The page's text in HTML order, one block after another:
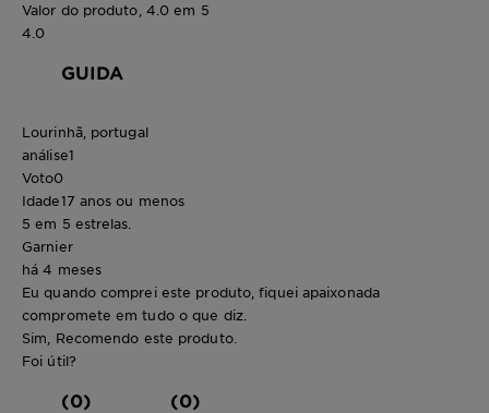
Valor do produto, 4.0 em 5
4.0
GUIDA
Lourinhã, portugal
análise1
Voto0
Idade17 anos ou menos
5 em 5 estrelas.
Garnier
há 4 meses
Eu quando comprei este produto, fiquei apaixonada
compromete em tudo o que diz.
Sim, Recomendo este produto.
Foi útil?
(0) (0)